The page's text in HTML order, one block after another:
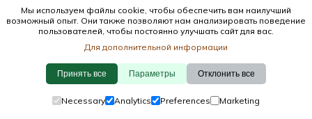
Мы используем файлы cookie, чтобы обеспечить вам наилучший
возможный опыт. Они также позволяют нам анализировать поведение
пользователей, чтобы постоянно улучшать сайт для вас.
Для дополнительной информации
Принять все Параметры Отклонить все
Necessary Analytics Preferences Marketing
© 2026 antalya.tc